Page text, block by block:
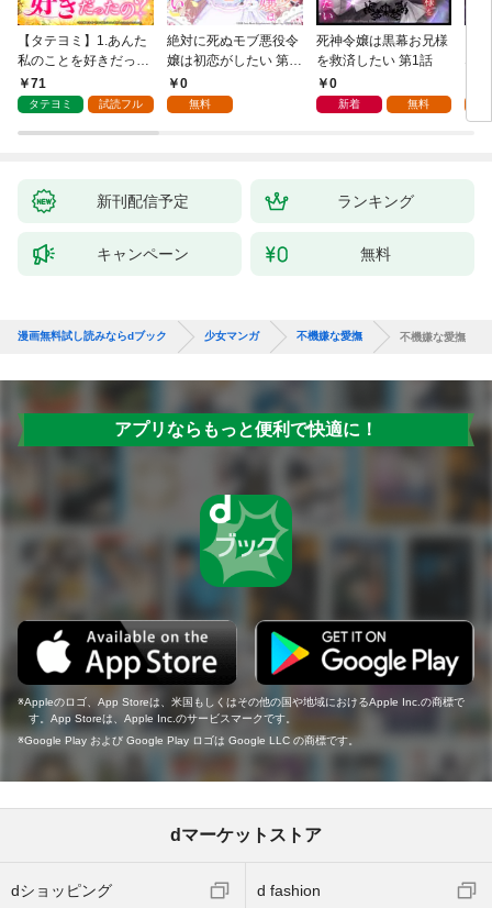
【タテヨミ】1.あんた
私のことを好きだった
の？
71
タテヨミ 試読フル
絶対に死ぬモブ悪役令
嬢は初恋がしたい 第1
話0
無料
死神令嬢は黒幕お兄様
を救済したい 第1話
0
新着 無料
な
新刊配信予定 ランキング
キャンペーン 無料
漫画無料試し読みならdブック 少女マンガ 不機嫌な愛撫 不機嫌な愛撫
アプリならもっと便利で快適に！
Appleのロゴ、App Storeは、米国もしくはその他の国や地域におけるApple Inc.の商標で
す。App Storeは、Apple Inc.のサービスマークです。
Google Play および Google Play ロゴは Google LLC の商標です。
dマーケットストア
dショッピング d fashion